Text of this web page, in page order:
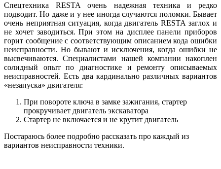
Спецтехника RESTA очень надежная техника и редко
подводит. Но даже и у нее иногда случаются поломки. Бывает
очень неприятная ситуация, когда двигатель RESTA заглох и
не хочет заводиться. При этом на дисплее панели приборов
горит сообщение с соответствующим описанием кода ошибки
неисправности. Но бывают и исключения, когда ошибки не
высвечиваются. Специалистами нашей компании накоплен
солидный опыт по диагностике и ремонту описываемых
неисправностей. Есть два кардинально различных вариантов
«незапуска» двигателя:
При повороте ключа в замке зажигания, стартер
прокручивает двигатель экскаватора
Стартер не включается и не крутит двигатель
Постараюсь более подробно рассказать про каждый из
вариантов неисправности техники.